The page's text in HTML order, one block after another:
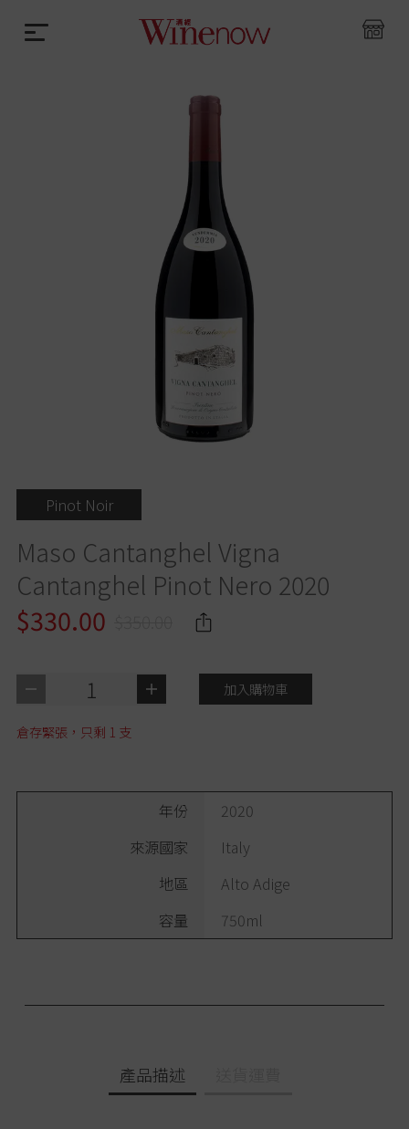
Pinot Noir
Maso Cantanghel Vigna
Cantanghel Pinot Nero 2020
$330.00
1 加入購物車
倉存緊張，只剩 1 支
年份
2020
來源國家
Italy
地區
Alto Adige
容量
750ml
產品描述